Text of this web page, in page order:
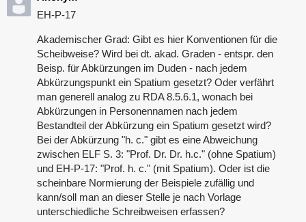
EH-P-17
Akademischer Grad: Gibt es hier Konventionen für die
Scheibweise? Wird bei dt. akad. Graden - entspr. den
Beisp. für Abkürzungen im Duden - nach jedem
Abkürzungspunkt ein Spatium gesetzt? Oder verfährt
man generell analog zu RDA 8.5.6.1, wonach bei
Abkürzungen in Personennamen nach jedem
Bestandteil der Abkürzung ein Spatium gesetzt wird?
Bei der Abkürzung "h. c." gibt es eine Abweichung
zwischen ELF S. 3: "Prof. Dr. Dr. h.c." (ohne Spatium)
und EH-P-17: "Prof. h. c." (mit Spatium). Oder ist die
scheinbare Normierung der Beispiele zufällig und
kann/soll man an dieser Stelle je nach Vorlage
unterschiedliche Schreibweisen erfassen?